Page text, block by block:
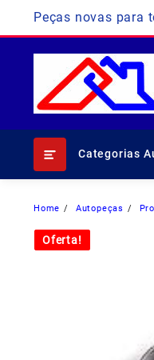
content
Peças novas para
Categorias
Home Autopeças
Oferta!
Oferta!